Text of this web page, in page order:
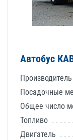
Автобус
Производитель
Посадочные
Общее число
Топливо
Двигатель